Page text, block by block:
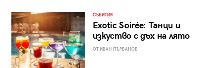
СЪБИТИЯ
Exotic Soirée: Танци и
изкуство с дъх на лято
ОТ ИВАН ПЪРВАНОВ